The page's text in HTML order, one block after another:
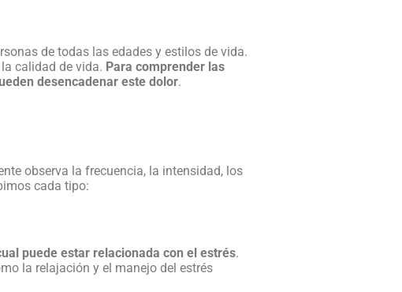
de todas las edades y estilos de vida.
calidad de vida. Para comprender las
desencadenar este dolor.
observa la frecuencia, la intensidad, los
cada tipo:
puede estar relacionada con el estrés.
la relajación y el manejo del estrés